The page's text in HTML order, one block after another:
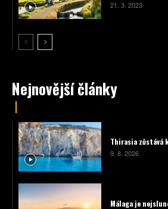
21. 3. 2023
Nejnovější články
Thirasia zůstává
9. 8. 2026
Málaga je